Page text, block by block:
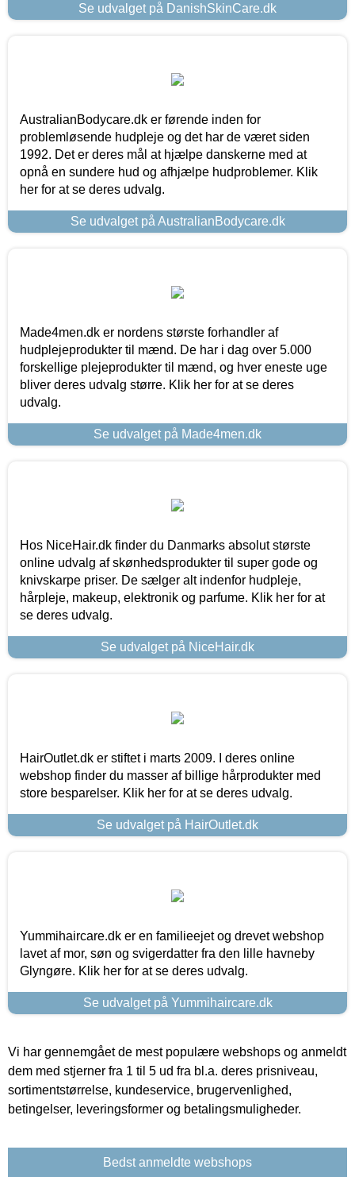
Se udvalget på DanishSkinCare.dk
AustralianBodycare.dk er førende inden for
problemløsende hudpleje og det har de været siden
1992. Det er deres mål at hjælpe danskerne med at
opnå en sundere hud og afhjælpe hudproblemer. Klik
her for at se deres udvalg.
Se udvalget på AustralianBodycare.dk
Made4men.dk er nordens største forhandler af
hudplejeprodukter til mænd. De har i dag over 5.000
forskellige plejeprodukter til mænd, og hver eneste uge
bliver deres udvalg større. Klik her for at se deres
udvalg.
Se udvalget på Made4men.dk
Hos NiceHair.dk finder du Danmarks absolut største
online udvalg af skønhedsprodukter til super gode og
knivskarpe priser. De sælger alt indenfor hudpleje,
hårpleje, makeup, elektronik og parfume. Klik her for at
se deres udvalg.
Se udvalget på NiceHair.dk
HairOutlet.dk er stiftet i marts 2009. I deres online
webshop finder du masser af billige hårprodukter med
store besparelser. Klik her for at se deres udvalg.
Se udvalget på HairOutlet.dk
Yummihaircare.dk er en familieejet og drevet webshop
lavet af mor, søn og svigerdatter fra den lille havneby
Glyngøre. Klik her for at se deres udvalg.
Se udvalget på Yummihaircare.dk
Vi har gennemgået de mest populære webshops og anmeldt
dem med stjerner fra 1 til 5 ud fra bl.a. deres prisniveau,
sortimentstørrelse, kundeservice, brugervenlighed,
betingelser, leveringsformer og betalingsmuligheder.
Bedst anmeldte webshops